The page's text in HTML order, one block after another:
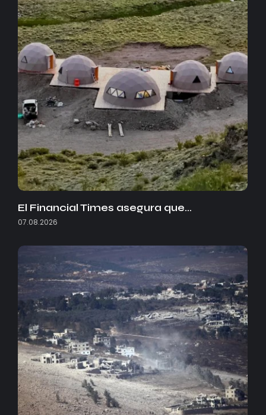
El Financial Times asegura que…
07.08.2026